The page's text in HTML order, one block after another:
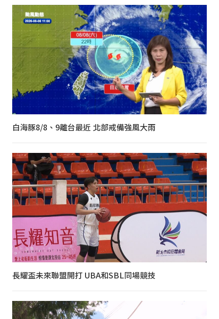
白海豚8/8、9離台最近 北部戒備強風大雨
長耀盃未來聯盟開打 UBA和SBL同場競技